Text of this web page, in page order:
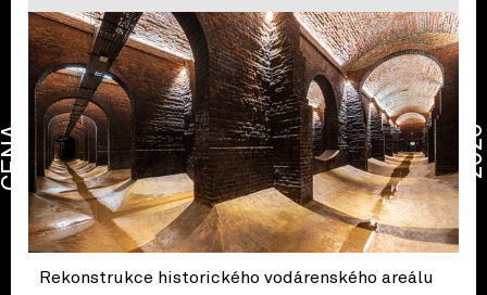
Rekonstrukce historického vodárenského areálu
CENA 2026